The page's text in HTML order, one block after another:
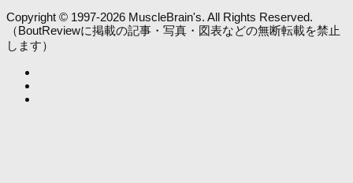
Copyright © 1997-2026 MuscleBrain's. All Rights Reserved.
（BoutReviewに掲載の記事・写真・図表などの無断転載を禁止
します）